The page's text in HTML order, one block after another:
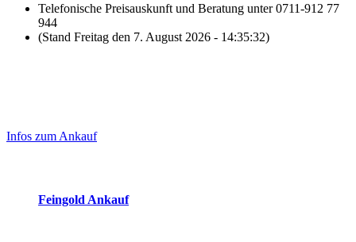
Telefonische Preisauskunft und Beratung unter 0711-912 77
944
(Stand Freitag den 7. August 2026 - 14:35:32)
Sidebar
Infos zum Ankauf
Feingold Ankauf